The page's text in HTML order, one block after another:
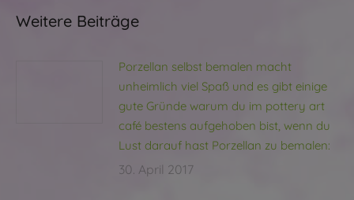
Weitere Beiträge
Porzellan selbst bemalen macht
unheimlich viel Spaß und es gibt einige
gute Gründe warum du im pottery art
café bestens aufgehoben bist, wenn du
Lust darauf hast Porzellan zu bemalen:
30. April 2017